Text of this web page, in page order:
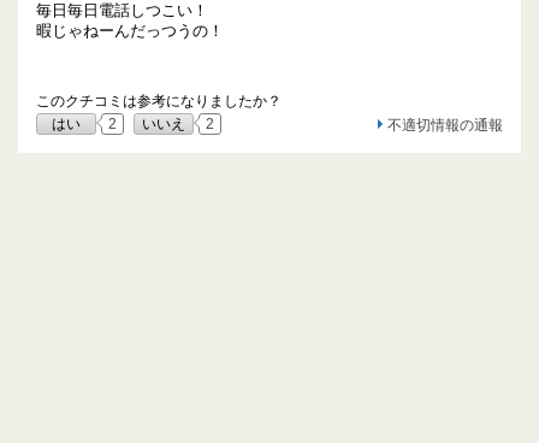
毎日毎日電話しつこい！
暇じゃねーんだっつうの！
このクチコミは参考になりましたか？
はい
2 いいえ 2 不適切情報の通報